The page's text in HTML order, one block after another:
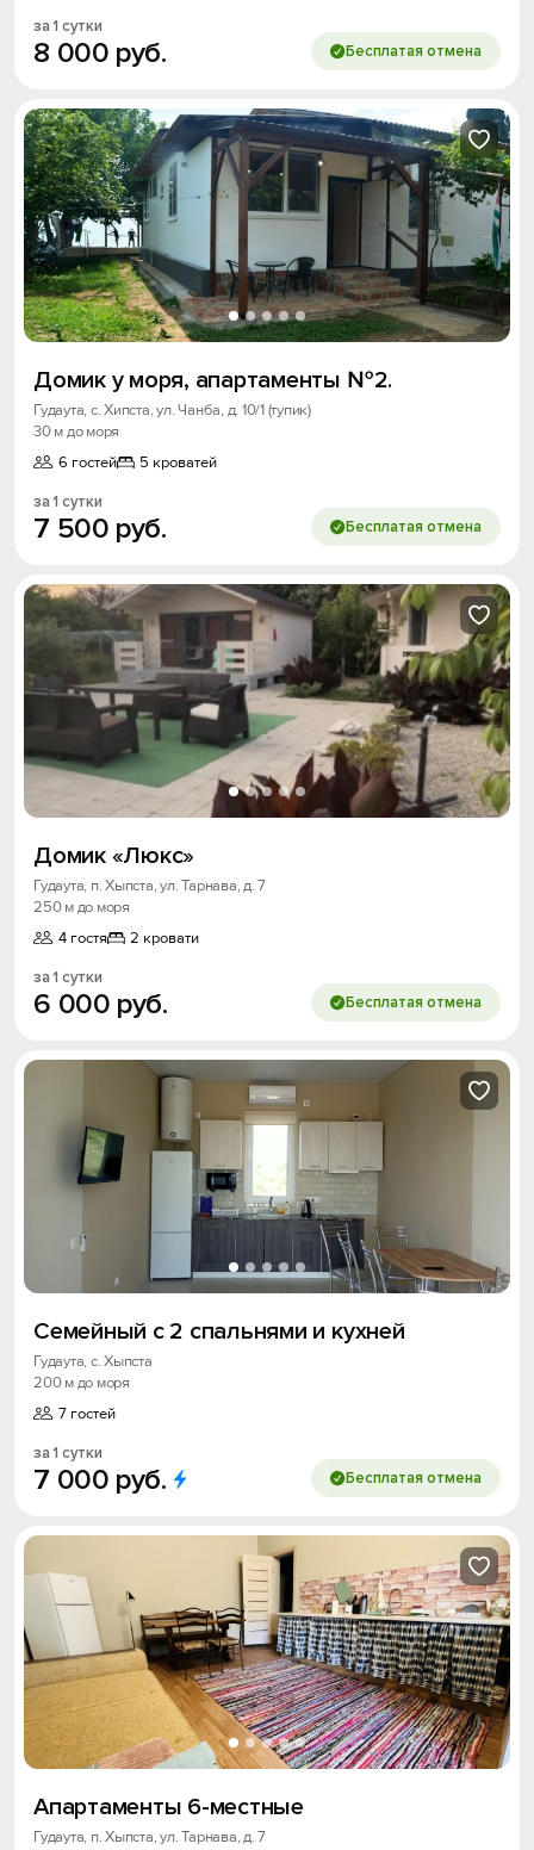
за 1 сутки
8 000 руб. Бесплатая отмена
Домик у моря, апартаменты №2.
Гудаута, с. Хипста, ул. Чанба, д. 10/1 (тупик)
30 м до моря
6 гостей
5 кроватей
за 1 сутки
7 500 руб. Бесплатая отмена
Домик «Люкс»
Гудаута, п. Хыпста, ул. Тарнава, д. 7
250 м до моря
4 гостя
2 кровати
за 1 сутки
6 000 руб. Бесплатая отмена
Семейный с 2 спальнями и кухней
Гудаута, с. Хыпста
200 м до моря
7 гостей
за 1 сутки
7 000 руб. Бесплатая отмена
Апартаменты 6-местные
Гудаута, п. Хыпста, ул. Тарнава, д. 7